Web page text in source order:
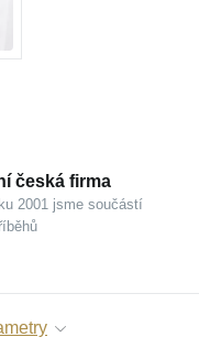
česká firma
2001 jsme součástí